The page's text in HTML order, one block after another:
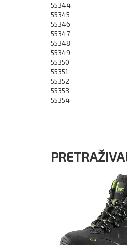
55344
55345
55346
55347
55348
55349
55350
55351
55352
55353
55354